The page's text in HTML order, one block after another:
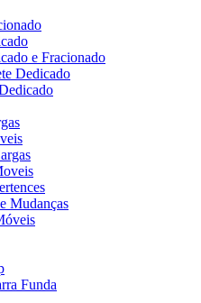
e Fracionado
Dedicado
Mudanças
Funda